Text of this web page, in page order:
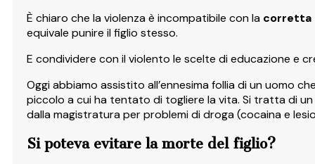
È chiaro che la violenza è incompatibile con la corretta
equivale punire il figlio stesso.
E condividere con il violento le scelte di educazione e
Oggi abbiamo assistito all’ennesima follia di un uomo
piccolo a cui ha tentato di togliere la vita. Si tratta di
dalla magistratura per problemi di droga (cocaina e
Si poteva evitare la morte del figlio?